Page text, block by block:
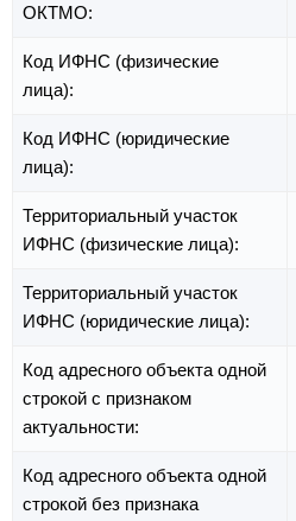
ОКТМО:
Код ИФНС (физические
лица):
Код ИФНС (юридические
лица):
Территориальный участок
ИФНС (физические лица):
Территориальный участок
ИФНС (юридические лица):
Код адресного объекта одной
строкой с признаком
актуальности:
Код адресного объекта одной
строкой без признака